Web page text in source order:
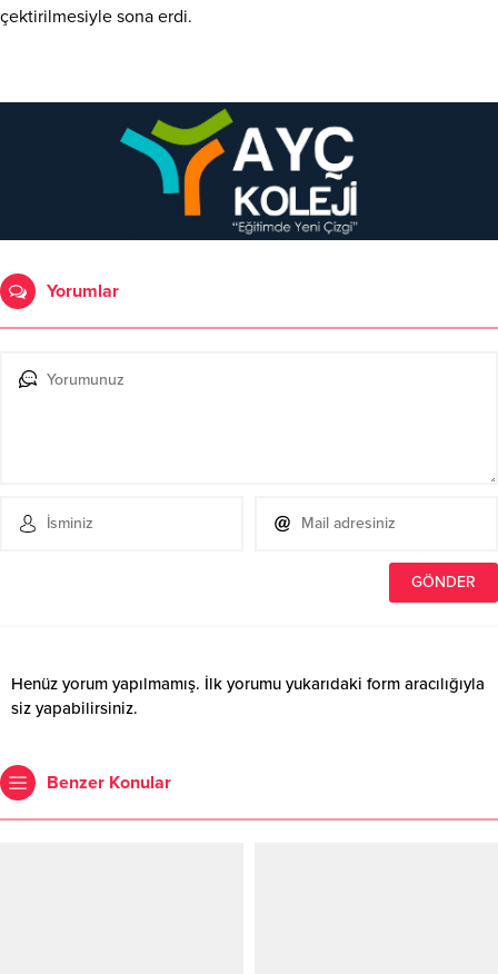
çektirilmesiyle sona erdi.
Yorumlar
Henüz yorum yapılmamış. İlk yorumu yukarıdaki form aracılığıyla
siz yapabilirsiniz.
Benzer Konular